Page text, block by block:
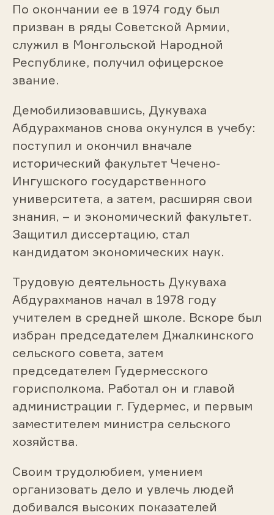
По окончании ее в 1974 году был
призван в ряды Советской Армии,
служил в Монгольской Народной
Республике, получил офицерское
звание.
Демобилизовавшись, Дукуваха
Абдурахманов снова окунулся в учебу:
поступил и окончил вначале
исторический факультет Чечено-
Ингушского государственного
университета, а затем, расширяя свои
знания, – и экономический факультет.
Защитил диссертацию, стал
кандидатом экономических наук.
Трудовую деятельность Дукуваха
Абдурахманов начал в 1978 году
учителем в средней школе. Вскоре был
избран председателем Джалкинского
сельского совета, затем
председателем Гудермесского
горисполкома. Работал он и главой
администрации г. Гудермес, и первым
заместителем министра сельского
хозяйства.
Своим трудолюбием, умением
организовать дело и увлечь людей
добивался высоких показателей